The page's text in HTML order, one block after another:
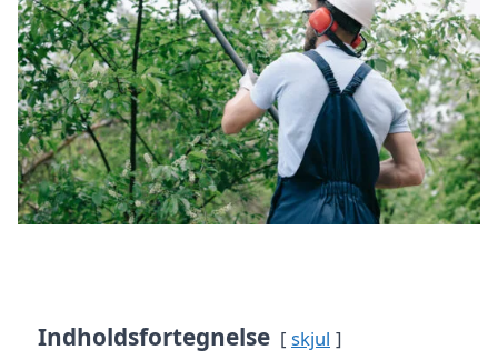
Indholdsfortegnelse skjul